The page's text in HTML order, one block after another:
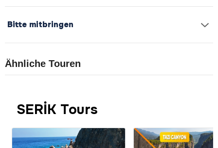
Bitte mitbringen
Ähnliche Touren
SERİK Tours